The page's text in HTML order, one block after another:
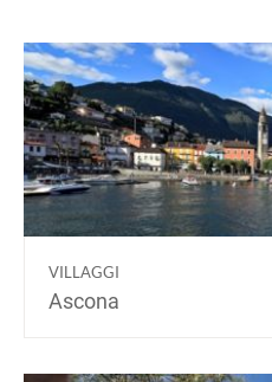
VILLAGGI
Ascona